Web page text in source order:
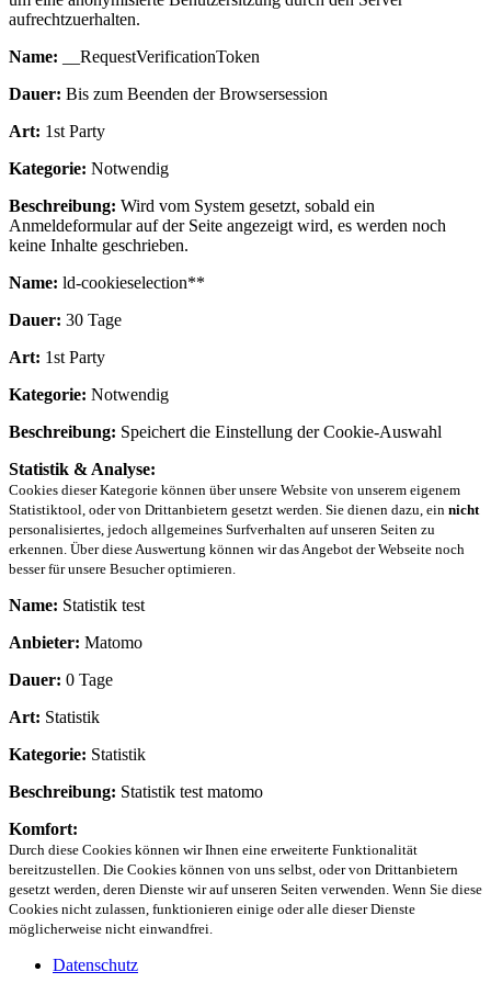
aufrechtzuerhalten.
Name: __RequestVerificationToken
Dauer: Bis zum Beenden der Browsersession
Art: 1st Party
Kategorie: Notwendig
Beschreibung: Wird vom System gesetzt, sobald ein
Anmeldeformular auf der Seite angezeigt wird, es werden noch
keine Inhalte geschrieben.
Name: ld-cookieselection**
Dauer: 30 Tage
Art: 1st Party
Kategorie: Notwendig
Beschreibung: Speichert die Einstellung der Cookie-Auswahl
Statistik & Analyse:
Cookies dieser Kategorie können über unsere Website von unserem eigenem
Statistiktool, oder von Drittanbietern gesetzt werden. Sie dienen dazu, ein nicht
personalisiertes, jedoch allgemeines Surfverhalten auf unseren Seiten zu
erkennen. Über diese Auswertung können wir das Angebot der Webseite noch
besser für unsere Besucher optimieren.
Name: Statistik test
Anbieter: Matomo
Dauer: 0 Tage
Art: Statistik
Kategorie: Statistik
Beschreibung: Statistik test matomo
Komfort:
Durch diese Cookies können wir Ihnen eine erweiterte Funktionalität
bereitzustellen. Die Cookies können von uns selbst, oder von Drittanbietern
gesetzt werden, deren Dienste wir auf unseren Seiten verwenden. Wenn Sie diese
Cookies nicht zulassen, funktionieren einige oder alle dieser Dienste
möglicherweise nicht einwandfrei.
Datenschutz